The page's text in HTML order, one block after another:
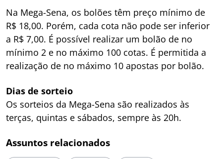
Na Mega-Sena, os bolões têm preço mínimo de
R$ 18,00. Porém, cada cota não pode ser inferior
a R$ 7,00. É possível realizar um bolão de no
mínimo 2 e no máximo 100 cotas. É permitida a
realização de no máximo 10 apostas por bolão.
Dias de sorteio
Os sorteios da Mega-Sena são realizados às
terças, quintas e sábados, sempre às 20h.
Assuntos relacionados